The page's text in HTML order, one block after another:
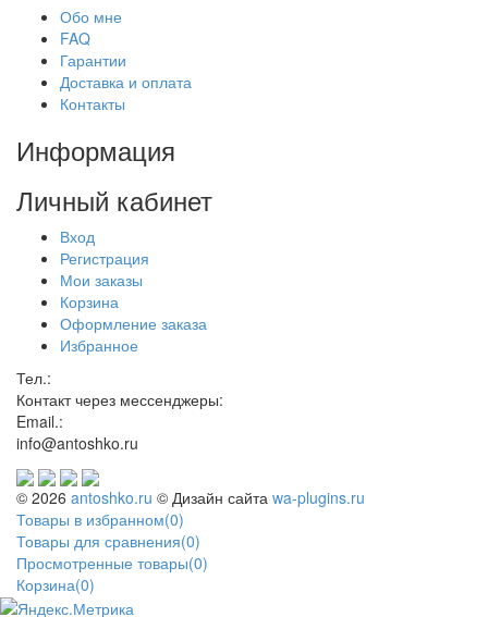
Обо мне
FAQ
Гарантии
Доставка и оплата
Контакты
Информация
Личный кабинет
Вход
Регистрация
Мои заказы
Корзина
Оформление заказа
Избранное
Тел.:
Контакт через мессенджеры:
Email.:
info@antoshko.ru
© 2026 antoshko.ru © Дизайн сайта wa-plugins.ru
Товары в избранном(0)
Товары для сравнения(0)
Просмотренные товары(0)
Корзина(0)